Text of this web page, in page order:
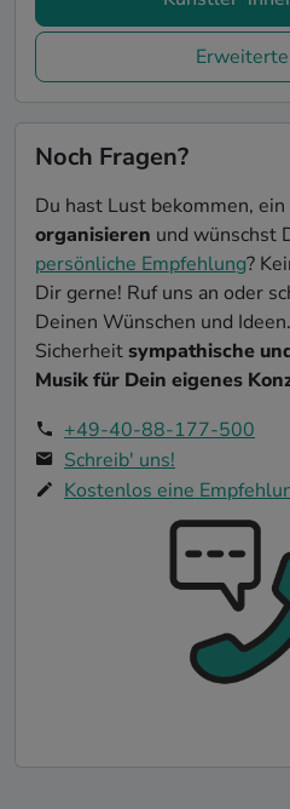
Noch Fragen?
Du hast Lust bekommen,
organisieren und wünschst
persönliche Empfehlung?
Dir gerne! Ruf uns an oder
Deinen Wünschen und
Sicherheitsympathische
Musik für Dein eigenes
+49-40-88-177-500
Schreib' uns!
Kostenlos eine